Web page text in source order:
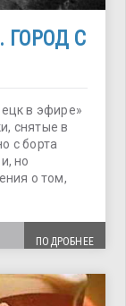
ГОРОД С
в эфире»
снятые в
с борта
но
о том,
ПОДРОБНЕЕ